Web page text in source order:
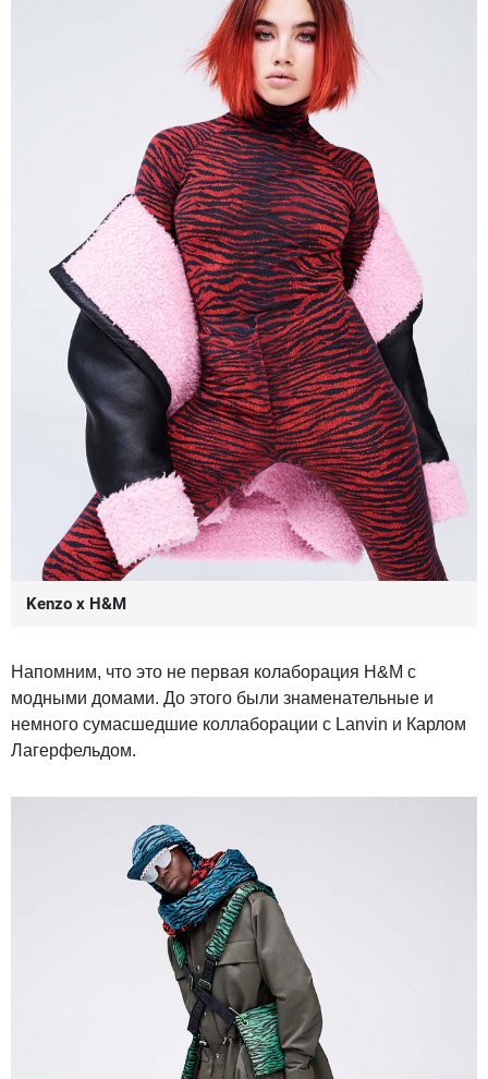
Kenzo x H&M
Напомним, что это не первая колаборация H&M с
модными домами. До этого были знаменательные и
немного сумасшедшие коллаборации с Lanvin и Карлом
Лагерфельдом.